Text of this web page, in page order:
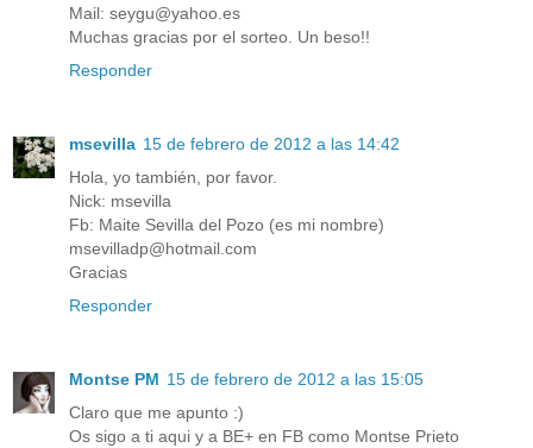
Mail: seygu@yahoo.es
Muchas gracias por el sorteo. Un beso!!
Responder
msevilla 15 de febrero de 2012 a las 14:42
Hola, yo también, por favor.
Nick: msevilla
Fb: Maite Sevilla del Pozo (es mi nombre)
msevilladp@hotmail.com
Gracias
Responder
Montse PM 15 de febrero de 2012 a las 15:05
Claro que me apunto :)
Os sigo a ti aqui y a BE+ en FB como Montse Prieto